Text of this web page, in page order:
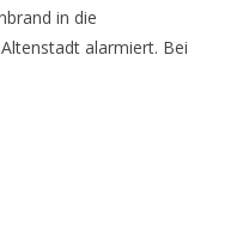
in die
alarmiert. Bei